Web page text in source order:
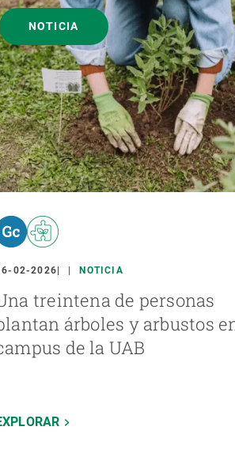
NOTICIA
02-2026 NOTICIA
treintena de personas
árboles y arbustos
de la UAB